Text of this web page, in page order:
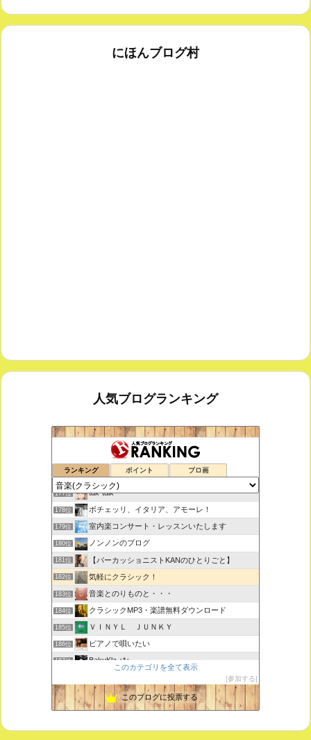
にほんブログ村
人気ブログランキング
ランキング ポイント ブロ画
鑑賞空間・忘れられない作品
176位 思えば遠くへ来たもんだ
177位 tak-talk
178位 ボチェッリ、イタリア、アモーレ！
179位 室内楽コンサート・レッスンいたします
180位 ノンノンのブログ
181位 【パーカッショニストKANのひとりごと】
182位 気軽にクラシック！
183位 音楽とのりものと・・・
184位 クラシックMP3・楽譜無料ダウンロード
185位 ＶＩＮＹＬ ＪＵＮＫＹ
186位 ピアノで唄いたい
187位 BakuKla +*+
189位 ときどき書きます♪
このカテゴリを全て表示
参加する
このブログに投票する